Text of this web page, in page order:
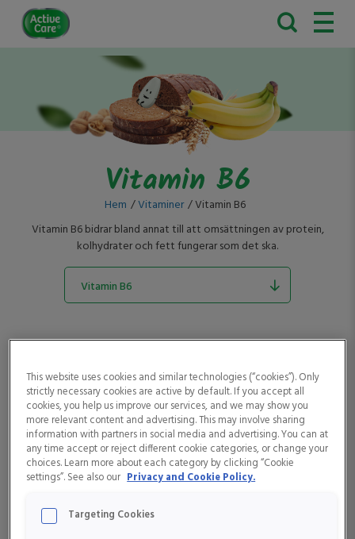
Active
Care
Vitamin B6
Hem Vitaminer
Vitamin B6
Vitamin B6 bidrar bland annat till att omsättningen av protein,
kolhydrater och fett fungerar som det ska.
Vitamin B6
Vitamin B1
Vitamin B12
Vitamin B2
Vitamin B3
tillväxt av röda blodkroppar. Dessutom är Vitamin B6 viktigt för
produktionen av hormoner och signalsubstansen serotonin och har
därför en roll i din mentala hälsa och ditt humör.
Källor till B-vitamin i kosten är jäst, fet fisk som lax, tonfisk, sardiner
och sill, lever, valnötter, bröd och fullkornsprodukter. Generellt sett är
frukt och grönsaker inte den bästa källan till vitamin B6, men det finns
några undantag, exempelvis linser, squash och bananer.
Vitamin B6 bidrar till:
This website uses cookies and similar technologies (“cookies”). Only
strictly necessary cookies are active by default. If you accept all
cookies, you help us improve our services, and we may show you
more relevant content and advertising. This may involve sharing
information with partners in social media and advertising. You can at
any time accept or reject different cookie categories, or change your
choices. Learn more about each category by clicking “Cookie
settings”. See also our Privacy and Cookie Policy.
Targeting Cookies